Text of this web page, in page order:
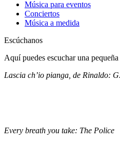
Música para eventos
Conciertos
Música a medida
Escúchanos
Aquí puedes escuchar una pequeña
Lascia ch’io pianga, de Rinaldo:
Every breath you take: The Police